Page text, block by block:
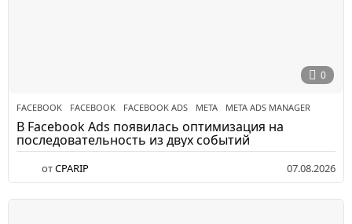
0
FACEBOOK FACEBOOK ,FACEBOOK ADS ,META ,META ADS MANAGER
В Facebook Ads появилась оптимизация на
последовательность из двух событий
отCPARIP 07.08.2026